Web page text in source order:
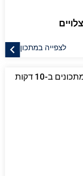
לצפייה במתכון
ב-10 דקות